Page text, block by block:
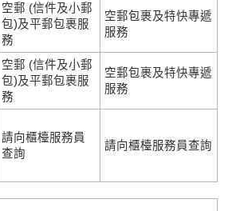
空郵 (信件及小郵
包)及平郵包裹服
務
空郵包裹及特快專遞
服務
空郵 (信件及小郵
包)及平郵包裹服
務
空郵包裹及特快專遞
服務
請向櫃檯服務員
查詢
請向櫃檯服務員查詢